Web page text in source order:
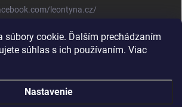
súbory cookie. Ďalším prechádzaním
súhlas s ich používaním. Viac
Nastavenie
leontyna.cz/